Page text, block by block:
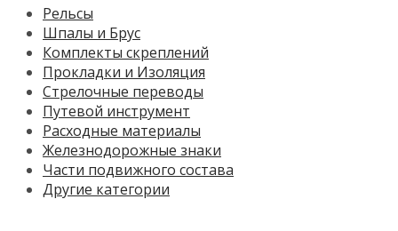
Рельсы
Шпалы и Брус
Комплекты скреплений
Прокладки и Изоляция
Стрелочные переводы
Путевой инструмент
Расходные материалы
Железнодорожные знаки
Части подвижного состава
Другие категории